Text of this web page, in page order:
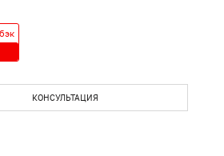
КОНСУЛЬТАЦИЯ